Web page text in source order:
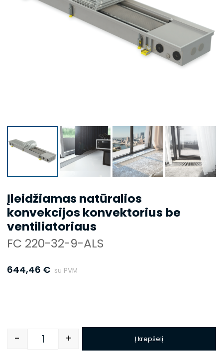
Įleidžiamas natūralios
konvekcijos konvektorius be
ventiliatoriaus
FC 220-32-9-ALS
644,46 € su PVM
Quantity
- + Į krepšelį